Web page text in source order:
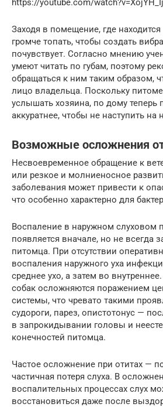
Заходя в помещение, где
громче топать, чтобы создать
почувствует. Согласно мнению
умеют читать по губам, поэтому
обращаться к ним таким образом,
лицо владельца. Поскольку
услышать хозяина, по дому теперь
аккуратнее, чтобы не наступить на
Возможные осложнения
Несвоевременное обращение к
или резкое и молниеносное
заболевания может привести к
что особенно характерно для
Воспаление в наружном слуховом
появляется вначале, но не всегда
питомца. При отсутствии
воспаления наружного уха
среднее ухо, а затем во
собак осложняются поражением
системы, что чревато такими
судороги, парез, опистотонус —
в запрокидывании головы и
конечностей питомца.
Частое осложнение при отитах —
частичная потеря слуха. В
воспалительных процессах слух
восстановиться даже после